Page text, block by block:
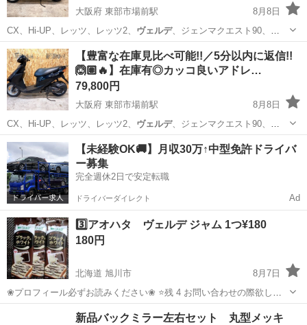
大阪府 東部市場前駅
8月8日
CX、Hi-UP、レッツ、レッツ2、 ヴェルデ、ジェンマクエスト90、
JOG、アプ…
大阪 大阪市 東部市場前駅 バイク
【豊富な在庫見比べ可能!!／5分以内に返信!!
🙆🏽🔥】在庫有◎カッコ良いアドレ…
79,800円
大阪府 東部市場前駅
8月8日
CX、Hi-UP、レッツ、レッツ2、 ヴェルデ、ジェンマクエスト90、
JOG、アプ…
大阪 大阪市 東部市場前駅 スズキ Dio
【未経験OK🚚】月収30万↑中型免許ドライバ
ー募集
完全週休2日で安定転職
ドライバーダイレクト Ad
3️⃣アオハタ ヴェルデ ジャム 1つ¥180
180円
北海道 旭川市
8月7日
❀プロフィール必ずお読みください❀ ⭐️残 4 お問い合わせの際欲しい
数教えて下さい😊 ✿何も言われない場合全部と判断致します✿
旭川市 ヴェルデ
新品バックミラー左右セット 丸型メッキ